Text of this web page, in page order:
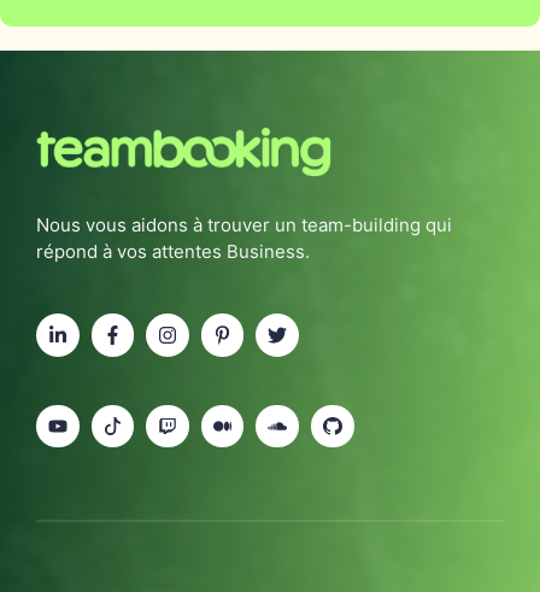
Nous vous aidons à trouver un team-building qui
répond à vos attentes Business.